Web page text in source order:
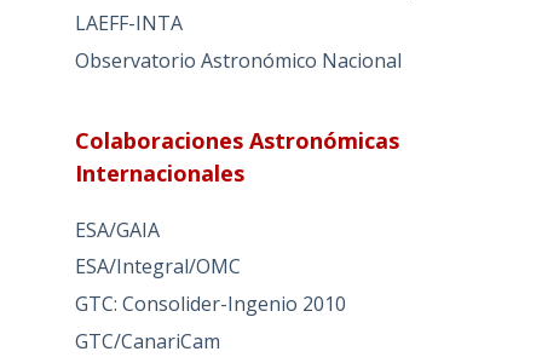
LAEFF-INTA
Observatorio Astronómico Nacional
Colaboraciones Astronómicas
Internacionales
ESA/GAIA
ESA/Integral/OMC
GTC: Consolider-Ingenio 2010
GTC/CanariCam